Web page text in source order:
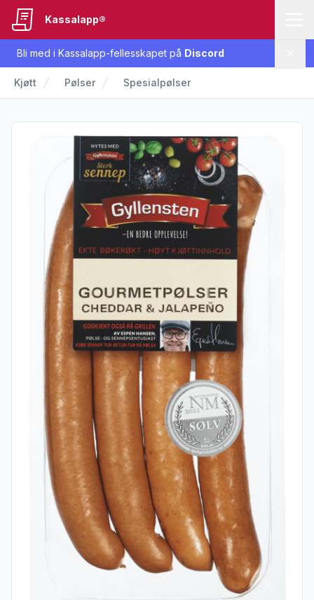
Bli med i Kassalapp-fellesskapet på Discord
Kassalapp®
Kjøtt Pølser Spesialpølser